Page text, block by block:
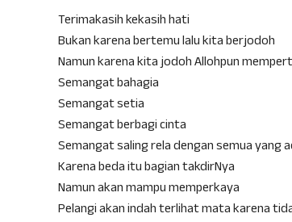
Terimakasih kekasih hati
Bukan karena bertemu lalu kita berjodoh
Namun karena kita jodoh Allohpun
Semangat bahagia
Semangat setia
Semangat berbagi cinta
Semangat saling rela dengan semua yang
Karena beda itu bagian takdirNya
Namun akan mampu memperkaya
Pelangi akan indah terlihat mata karena